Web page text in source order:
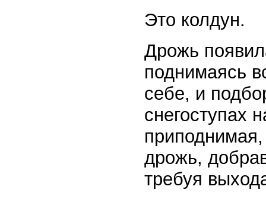
Это колдун.
Дрожь
поднимаясь
себе, и
снегоступах
дрожь,
требуя